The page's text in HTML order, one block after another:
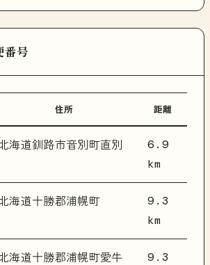
番号
住所 距離
海道釧路市音別町直別
6.9
km
海道十勝郡浦幌町
9.3
km
海道十勝郡浦幌町愛牛 9.3